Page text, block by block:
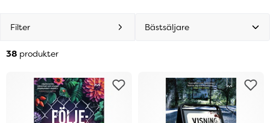
Filter
38 produkter